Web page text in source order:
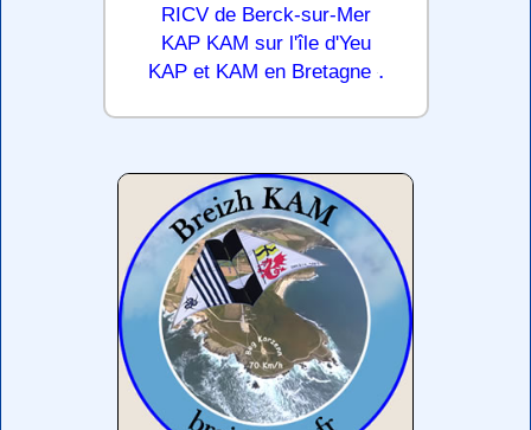
RICV de Berck-sur-Mer
KAP KAM sur l'île d'Yeu
KAP et KAM en Bretagne .